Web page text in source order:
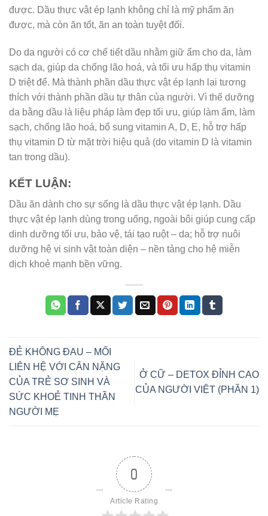
được. Dầu thực vật ép lạnh không chỉ là mỹ phẩm ăn
được, mà còn ăn tốt, ăn an toàn tuyệt đối.
Do da người có cơ chế tiết dầu nhằm giữ ẩm cho da, làm
sạch da, giúp da chống lão hoá, và tối ưu hấp thụ vitamin
D triệt để. Mà thành phần dầu thực vật ép lạnh lại tương
thích với thành phần dầu tự thân của người. Vì thế dưỡng
da bằng dầu là liệu pháp làm đẹp tối ưu, giúp làm ẩm, làm
sạch, chống lão hoá, bổ sung vitamin A, D, E, hỗ trợ hấp
thụ vitamin D từ mặt trời hiệu quả (do vitamin D là vitamin
tan trong dầu).
KẾT LUẬN:
Dầu ăn dành cho sự sống là dầu thực vật ép lạnh. Dầu
thực vật ép lạnh dùng trong uống, ngoài bôi giúp cung cấp
dinh dưỡng tối ưu, bảo vệ, tái tạo ruột – da; hỗ trợ nuôi
dưỡng hệ vi sinh vật toàn diện – nền tảng cho hệ miễn
dịch khoẻ mạnh bền vững.
ĐẺ KHÔNG ĐAU – MỐI
LIÊN HỆ VỚI CÂN NẶNG
CỦA TRẺ SƠ SINH VÀ
SỨC KHOẺ TINH THẦN
NGƯỜI MẸ
Ở CỮ – DETOX ĐỈNH CAO
CỦA NGƯỜI VIỆT (PHẦN 1)
0
Article Rating